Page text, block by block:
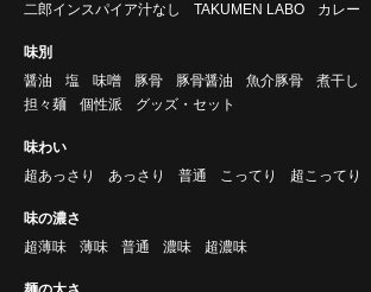
二郎インスパイア汁なし
TAKUMEN LABO カレー
味別
醤油
塩 味噌 豚骨 豚骨醤油 魚介豚骨 煮干し
担々麺
個性派 グッズ・セット
味わい
超あっさり
あっさり 普通 こってり 超こってり
味の濃さ
超薄味
薄味 普通 濃味 超濃味